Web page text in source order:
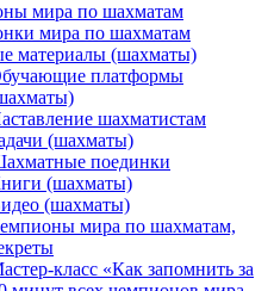
мира по шахматам
мира по шахматам
материалы (шахматы)
платформы
шахматистам
(шахматы)
поединки
(шахматы)
(шахматы)
мира по шахматам,
класс «Как запомнить за